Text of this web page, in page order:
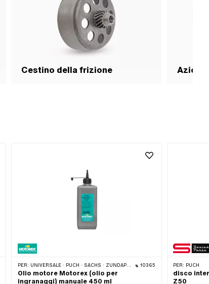
Cestino della frizione
PER: UNIVERSALE · PUCH · SACHS · ZÜNDAPP BELMONDO · TOMOS · CILO · ERCOLE · KREIDLER · ZÜNDAPP 10365
Olio motore Motorex (olio per
ingranaggi) manuale 450 ml
PER: PUCH
disco
Z50